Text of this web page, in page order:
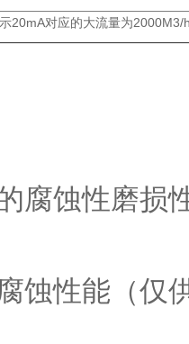
示20mA对应的大流量为2000M3/
腐蚀性磨损
蚀性能（仅